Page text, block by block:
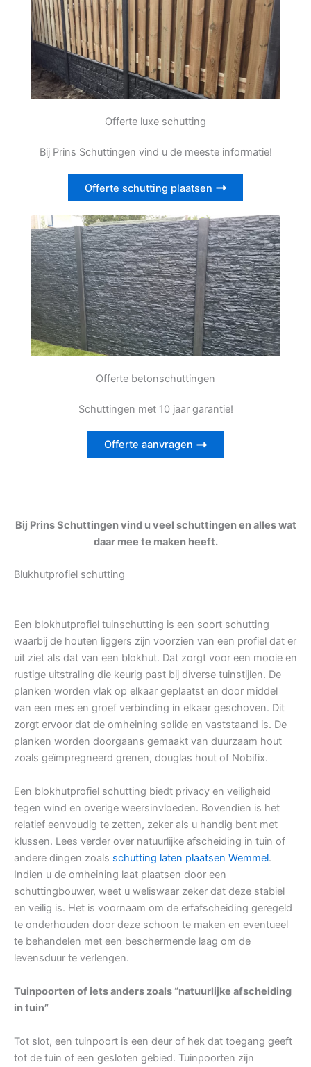
Offerte luxe schutting
Bij Prins Schuttingen vind u de meeste informatie!
Offerte schutting plaatsen
Offerte betonschuttingen
Schuttingen met 10 jaar garantie!
Offerte aanvragen
Bij Prins Schuttingen vind u veel schuttingen en alles wat
daar mee te maken heeft.
Blukhutprofiel schutting
Een blokhutprofiel tuinschutting is een soort schutting
waarbij de houten liggers zijn voorzien van een profiel dat er
uit ziet als dat van een blokhut. Dat zorgt voor een mooie en
rustige uitstraling die keurig past bij diverse tuinstijlen. De
planken worden vlak op elkaar geplaatst en door middel
van een mes en groef verbinding in elkaar geschoven. Dit
zorgt ervoor dat de omheining solide en vaststaand is. De
planken worden doorgaans gemaakt van duurzaam hout
zoals geïmpregneerd grenen, douglas hout of Nobifix.
Een blokhutprofiel schutting biedt privacy en veiligheid
tegen wind en overige weersinvloeden. Bovendien is het
relatief eenvoudig te zetten, zeker als u handig bent met
klussen. Lees verder over natuurlijke afscheiding in tuin of
andere dingen zoals schutting laten plaatsen Wemmel.
Indien u de omheining laat plaatsen door een
schuttingbouwer, weet u weliswaar zeker dat deze stabiel
en veilig is. Het is voornaam om de erfafscheiding geregeld
te onderhouden door deze schoon te maken en eventueel
te behandelen met een beschermende laag om de
levensduur te verlengen.
Tuinpoorten of iets anders zoals “natuurlijke afscheiding
in tuin”
Tot slot, een tuinpoort is een deur of hek dat toegang geeft
tot de tuin of een gesloten gebied. Tuinpoorten zijn